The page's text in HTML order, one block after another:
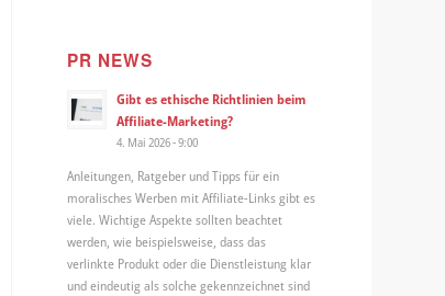
PR NEWS
Gibt es ethische Richtlinien beim
Affiliate-Marketing?
4. Mai 2026 - 9:00
Anleitungen, Ratgeber und Tipps für ein
moralisches Werben mit Affiliate-Links gibt es
viele. Wichtige Aspekte sollten beachtet
werden, wie beispielsweise, dass das
verlinkte Produkt oder die Dienstleistung klar
und eindeutig als solche gekennzeichnet sind